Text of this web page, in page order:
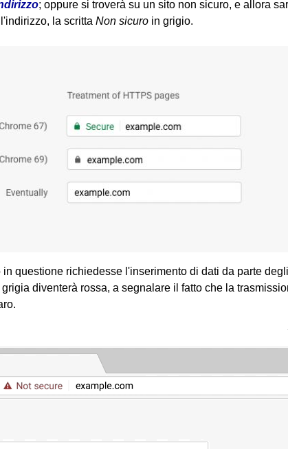
; oppure si troverà su un sito non sicuro, e allora
la scritta Non sicuroin grigio.
questione richiedesse l'inserimento di dati da parte degli
diventerà rossa, a segnalare il fatto che la